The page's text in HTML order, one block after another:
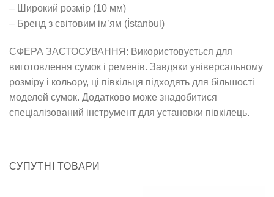
– Широкий розмір (10 мм)
– Бренд з світовим ім’ям (İstanbul)
СФЕРА ЗАСТОСУВАННЯ: Використовується для
виготовлення сумок і ременів. Завдяки універсальному
розміру і кольору, ці півкільця підходять для більшості
моделей сумок. Додатково може знадобитися
спеціалізований інструмент для установки півкілець.
СУПУТНІ ТОВАРИ